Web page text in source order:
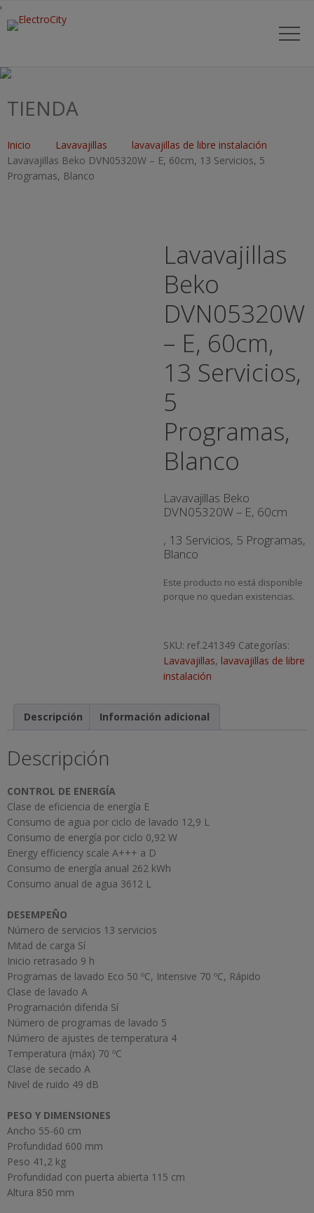
TIENDA
Inicio Lavavajillas
lavavajillas de libre instalación
Lavavajillas Beko DVN05320W – E, 60cm, 13 Servicios, 5
Programas, Blanco
Lavavajillas
Beko
DVN05320W
– E, 60cm,
13 Servicios,
5
Programas,
Blanco
Lavavajillas Beko
DVN05320W – E, 60cm
, 13 Servicios, 5 Programas,
Blanco
Este producto no está disponible
porque no quedan existencias.
SKU: ref.241349 Categorías:
Lavavajillas, lavavajillas de libre
instalación
Descripción Información adicional
Descripción
CONTROL DE ENERGÍA
Clase de eficiencia de energía E
Consumo de agua por ciclo de lavado 12,9 L
Consumo de energía por ciclo 0,92 W
Energy efficiency scale A+++ a D
Consumo de energía anual 262 kWh
Consumo anual de agua 3612 L
DESEMPEÑO
Número de servicios 13 servicios
Mitad de carga Sí
Inicio retrasado 9 h
Programas de lavado Eco 50 ºC, Intensive 70 ºC, Rápido
Clase de lavado A
Programación diferida Sí
Número de programas de lavado 5
Número de ajustes de temperatura 4
Temperatura (máx) 70 ºC
Clase de secado A
Nivel de ruido 49 dB
PESO Y DIMENSIONES
Ancho 55-60 cm
Profundidad 600 mm
Peso 41,2 kg
Profundidad con puerta abierta 115 cm
Altura 850 mm